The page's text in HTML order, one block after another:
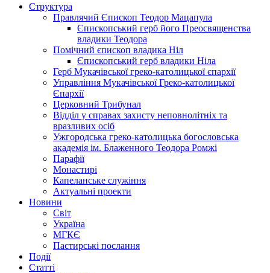
Структура
Правлячий Єпископ Теодор Мацапула
Єпископський герб його Преосвященства
владики Теодора
Помічний єпископ владика Ніл
Єпископський герб владики Ніла
Герб Мукачівської греко-католицької єпархії
Управління Мукачівської Греко-католицької
Єпархії
Церковний Трибунал
Відділ у справах захисту неповнолітніх та
вразливих осіб
Ужгородська греко-католицька богословська
академія ім. Блаженного Теодора Ромжі
Парафії
Монастирі
Капеланське служіння
Актуальні проекти
Новини
Світ
Україна
МГКЄ
Пастирські послання
Події
Статті